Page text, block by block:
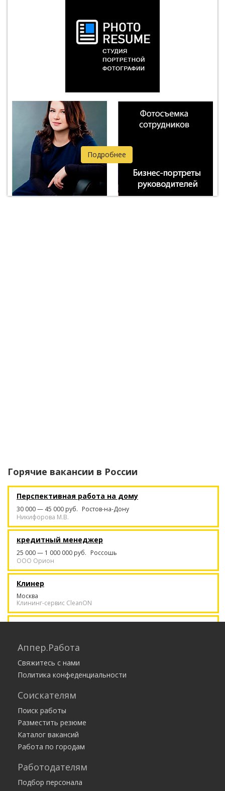
Подробнее
Горячие вакансии в России
Перспективная работа на дому
30 000 — 45 000 руб. Ростов-на-Дону
Никифорова М.В.
кредитный менеджер
25 000 — 1 000 000 руб. Россошь
ООО Орион
Клинер
Москва
Клининг-сервис CleanON
от 200 000 руб. Москва
ИП Макарова Анна Леонидовна
Курьер. Работа с ежедневной оплатой /
35 000 — 175 584 руб.
Работа есть
Аппер.Работа
Свяжитесь с нами
Политика конфеденциальности
Соискателям
Поиск работы
Разместить резюме
Каталог вакансий
Работа по городам
Работодателям
Подбор персонала